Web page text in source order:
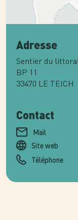
Adresse
Sentier du
BP 11
33470 LE TEICH
Contact
Mail
Site web
Téléphone